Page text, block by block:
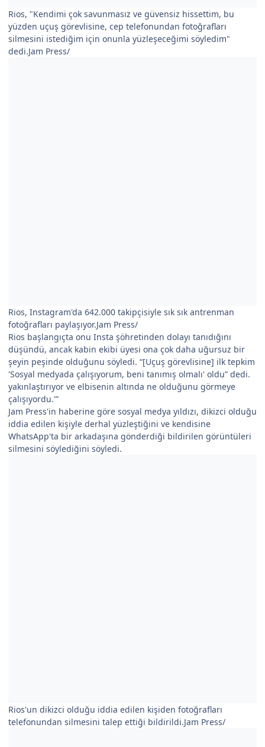
Rios, "Kendimi çok savunmasız ve güvensiz hissettim, bu
yüzden uçuş görevlisine, cep telefonundan fotoğrafları
silmesini istediğim için onunla yüzleşeceğimi söyledim"
dedi.Jam Press/
Rios, Instagram'da 642.000 takipçisiyle sık sık antrenman
fotoğrafları paylaşıyor.Jam Press/
Rios başlangıçta onu Insta şöhretinden dolayı tanıdığını
düşündü, ancak kabin ekibi üyesi ona çok daha uğursuz bir
şeyin peşinde olduğunu söyledi. “[Uçuş görevlisine] ilk tepkim
'Sosyal medyada çalışıyorum, beni tanımış olmalı' oldu” dedi.
yakınlaştırıyor ve elbisenin altında ne olduğunu görmeye
çalışıyordu.'”
Jam Press'in haberine göre sosyal medya yıldızı, dikizci olduğu
iddia edilen kişiyle derhal yüzleştiğini ve kendisine
WhatsApp'ta bir arkadaşına gönderdiği bildirilen görüntüleri
silmesini söylediğini söyledi.
Rios'un dikizci olduğu iddia edilen kişiden fotoğrafları
telefonundan silmesini talep ettiği bildirildi.Jam Press/